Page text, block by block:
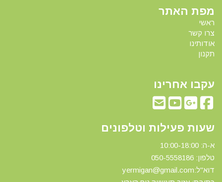
מפת האתר
ראשי
צרו קשר
אודותינו
תקנון
עקבו אחרינו
שעות פעילות וטלפונים
א-ה: 10:00-18:00
טלפון: 0 50-5558186
דוא"ל:yermigan@gmail.com